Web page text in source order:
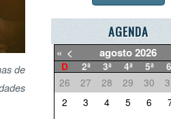
6ª Sb
26 29 30 31
1
8
12 13 14
15
16
17 19 20 21
22
23
24 26 27 28
29